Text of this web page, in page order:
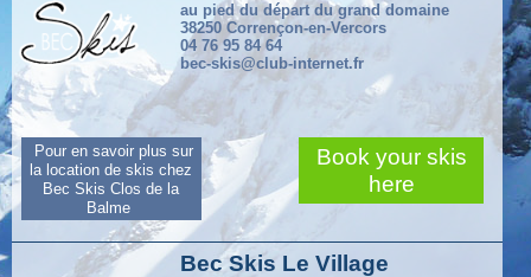
au pied du départ du grand domaine
38250 Corrençon-en-Vercors
04 76 95 84 64
bec-skis@club-internet.fr
Pour en savoir plus sur
la location de skis chez
Bec Skis Clos de la
Balme
Book your skis
here
Bec Skis Le Village